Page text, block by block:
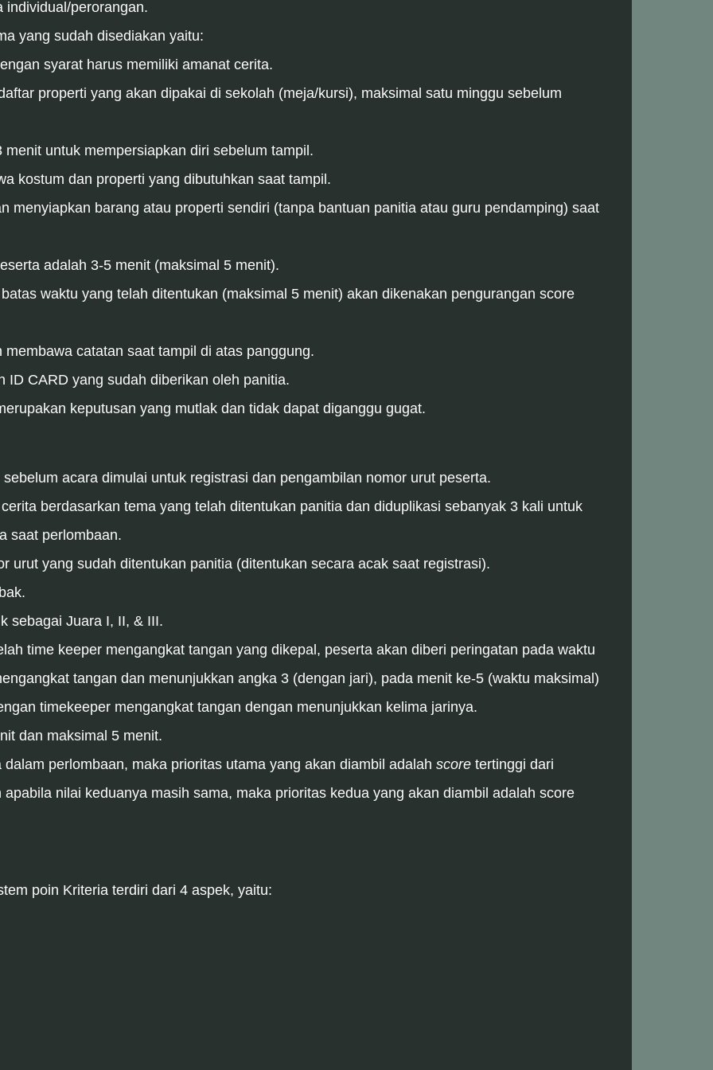
individual/perorangan.
yang sudah disediakan yaitu:
syarat harus memiliki amanat cerita.
properti yang akan dipakai di sekolah (meja/kursi), maksimal satu minggu sebelum
untuk mempersiapkan diri sebelum tampil.
kostum dan properti yang dibutuhkan saat tampil.
menyiapkan barang atau properti sendiri (tanpa bantuan panitia atau guru pendamping) saat
adalah 3-5 menit (maksimal 5 menit).
waktu yang telah ditentukan (maksimal 5 menit) akan dikenakan pengurangan score
catatan saat tampil di atas panggung.
ID CARD yang sudah diberikan oleh panitia.
keputusan yang mutlak dan tidak dapat diganggu gugat.
acara dimulai untuk registrasi dan pengambilan nomor urut peserta.
berdasarkan tema yang telah ditentukan panitia dan diduplikasi sebanyak 3 kali untuk
saat perlombaan.
urut yang sudah ditentukan panitia (ditentukan secara acak saat registrasi).
sebagai Juara I, II, & III.
time keeper mengangkat tangan yang dikepal, peserta akan diberi peringatan pada waktu
tangan dan menunjukkan angka 3 (dengan jari), pada menit ke-5 (waktu maksimal)
timekeeper mengangkat tangan dengan menunjukkan kelima jarinya.
dan maksimal 5 menit.
perlombaan, maka prioritas utama yang akan diambil adalah score tertinggi dari
apabila nilai keduanya masih sama, maka prioritas kedua yang akan diambil adalah score
poin Kriteria terdiri dari 4 aspek, yaitu: